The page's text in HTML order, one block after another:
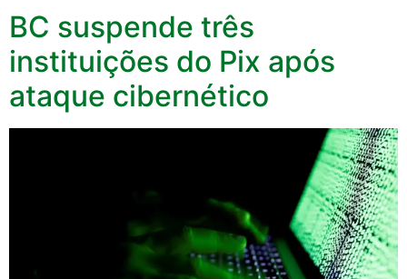
BC suspende três
instituições do Pix após
ataque cibernético